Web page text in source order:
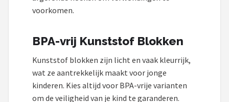
voorkomen.
BPA-vrij Kunststof Blokken
Kunststof blokken zijn licht en vaak kleurrijk,
wat ze aantrekkelijk maakt voor jonge
kinderen. Kies altijd voor BPA-vrije varianten
om de veiligheid van je kind te garanderen.